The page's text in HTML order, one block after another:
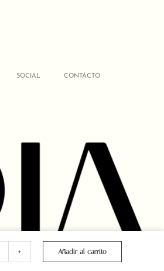
SOCIAL CONTÁCTO
+ Añadir al carrito